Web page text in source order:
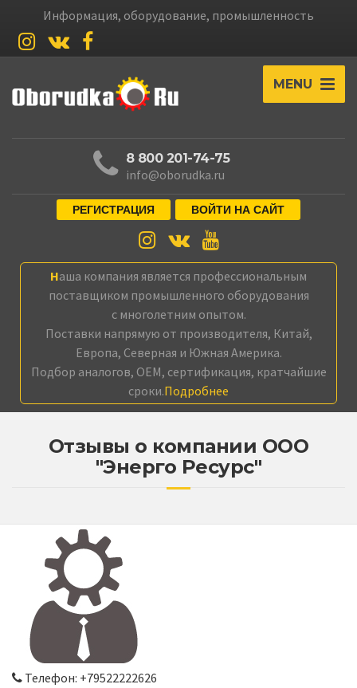
Информация, оборудование, промышленность
MENU
8 800 201-74-75
info@oborudka.ru
РЕГИСТРАЦИЯ ВОЙТИ НА САЙТ
Наша компания является профессиональным
поставщиком промышленного оборудования
с многолетним опытом.
Поставки напрямую от производителя, Китай,
Европа, Северная и Южная Америка.
Подбор аналогов, OEM, сертификация, кратчайшие
сроки.Подробнее
Отзывы о компании ООО
"Энерго Ресурс"
Телефон: +79522222626